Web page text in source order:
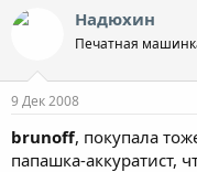
Надюхин
Печатная
9 Дек 2008
brunoff, покупала
папашка-аккуратист,